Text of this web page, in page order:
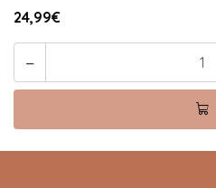
24,99€
-